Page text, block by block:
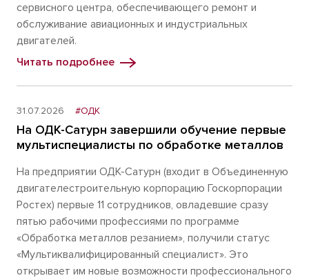
сервисного центра, обеспечивающего ремонт и
обслуживание авиационных и индустриальных
двигателей.
Читать подробнее
31.07.2026 #ОДК
На ОДК-Сатурн завершили обучение первые
мультиспециалисты по обработке металлов
На предприятии ОДК-Сатурн (входит в Объединенную
двигателестроительную корпорацию Госкорпорации
Ростех) первые 11 сотрудников, овладевшие сразу
пятью рабочими профессиями по программе
«Обработка металлов резанием», получили статус
«Мультиквалифицированный специалист». Это
открывает им новые возможности профессионального